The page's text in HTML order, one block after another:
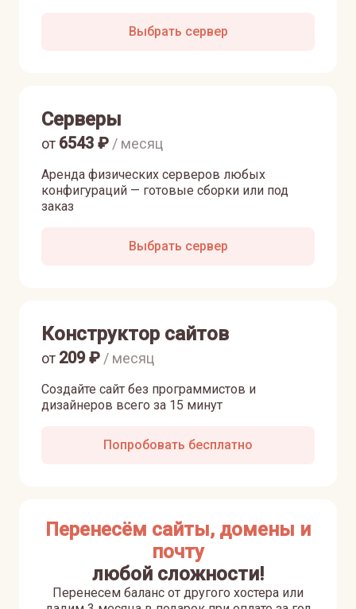
Выбрать сервер
Серверы
Аренда физических серверов любых
конфигураций — готовые сборки или под
заказ
от 6543 ₽ / месяц
Выбрать сервер
Конструктор сайтов
Создайте сайт без программистов и
дизайнеров всего за 15 минут
от 209₽ / месяц
Попробовать бесплатно
Перенесём сайты, домены и
почту
любой сложности!
Перенесем баланс от другого хостера или